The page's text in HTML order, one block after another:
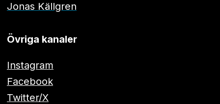
Jonas Källgren
Övriga kanaler
Instagram
Facebook
Twitter/X